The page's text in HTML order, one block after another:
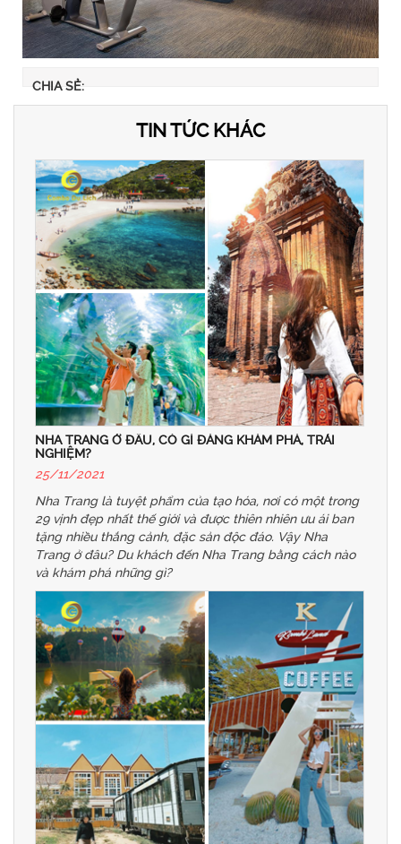
CHIA SẺ:
TIN TỨC KHÁC
NHA TRANG Ở ĐÂU, CÓ GÌ ĐÁNG KHÁM PHÁ, TRẢI
NGHIỆM?
25/11/2021
Nha Trang là tuyệt phẩm của tạo hóa, nơi có một trong
29 vịnh đẹp nhất thế giới và được thiên nhiên ưu ái ban
tặng nhiều thắng cảnh, đặc sản độc đáo. Vậy Nha
Trang ở đâu? Du khách đến Nha Trang bằng cách nào
và khám phá những gì?